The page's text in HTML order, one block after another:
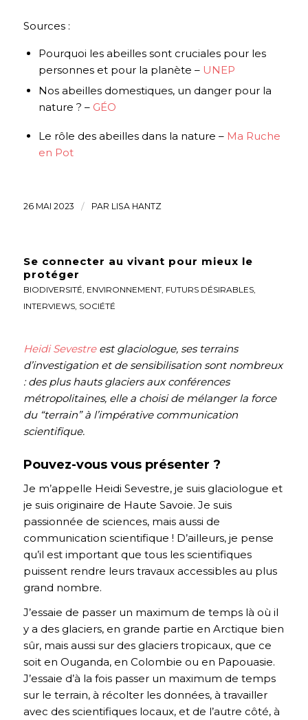
Sources :
Pourquoi les abeilles sont cruciales pour les
personnes et pour la planète – UNEP
Nos abeilles domestiques, un danger pour la
nature ? – GÉO
Le rôle des abeilles dans la nature – Ma Ruche
en Pot
26 MAI 2023 / PAR LISA HANTZ
Se connecter au vivant pour mieux le
protéger
BIODIVERSITÉ, ENVIRONNEMENT, FUTURS DÉSIRABLES,
INTERVIEWS, SOCIÉTÉ
Heidi Sevestreest glaciologue, ses terrains
d’investigation et de sensibilisation sont nombreux
: des plus hauts glaciers aux conférences
métropolitaines, elle a choisi de mélanger la force
du “terrain” à l’impérative communication
scientifique.
Pouvez-vous vous présenter ?
Je m’appelle Heidi Sevestre, je suis glaciologue et
je suis originaire de Haute Savoie. Je suis
passionnée de sciences, mais aussi de
communication scientifique ! D’ailleurs, je pense
qu’il est important que tous les scientifiques
puissent rendre leurs travaux accessibles au plus
grand nombre.
J’essaie de passer un maximum de temps là où il
y a des glaciers, en grande partie en Arctique bien
sûr, mais aussi sur des glaciers tropicaux, que ce
soit en Ouganda, en Colombie ou en Papouasie.
J’essaie d’à la fois passer un maximum de temps
sur le terrain, à récolter les données, à travailler
avec des scientifiques locaux, et de l’autre côté, à